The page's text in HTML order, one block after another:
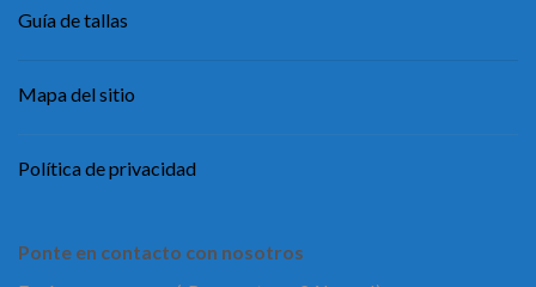
Guía de tallas
Mapa del sitio
Política de privacidad
Ponte en contacto con nosotros